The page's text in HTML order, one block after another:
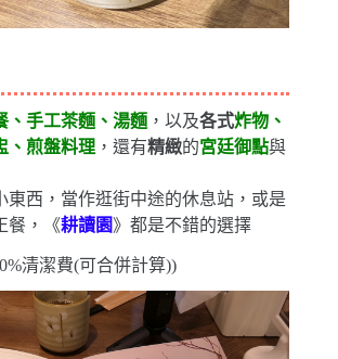
、手工茶麵、湯麵 ，以及各式炸物、
、煎盤料理 ，還有精緻的宮廷御點與
東西，當作逛街中途的休息站，或是
餐，《耕讀園》都是不錯的選擇
清潔費(可合併計算))